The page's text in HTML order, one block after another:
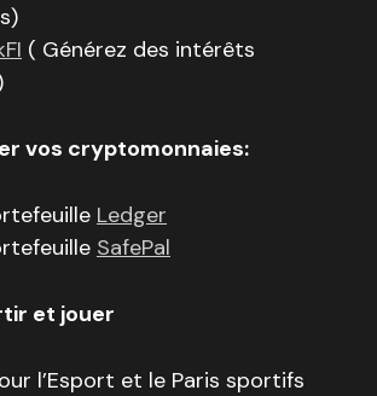
( Générez des intérêts
vos cryptomonnaies:
Ledger
SafePal
et jouer
l’Esport et le Paris sportifs